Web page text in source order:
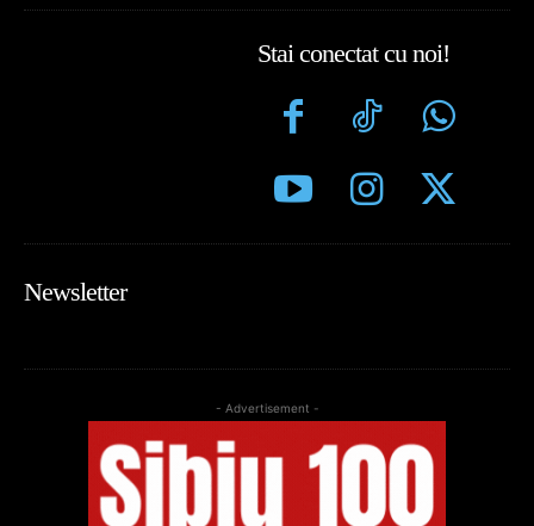
Stai conectat cu noi!
Newsletter
- Advertisement -